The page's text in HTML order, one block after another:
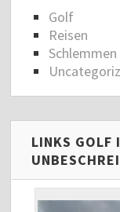
Golf
Reisen
Schlemmen
LINKS GOLF